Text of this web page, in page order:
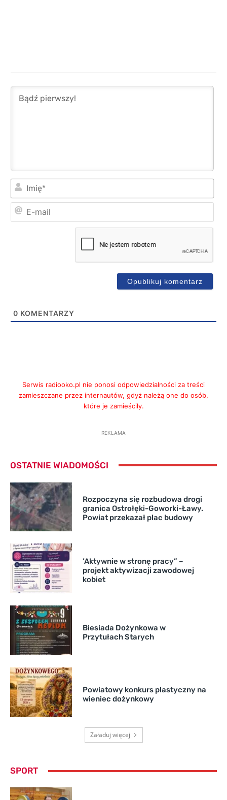
0 KOMENTARZY
Serwis radiooko.pl nie ponosi odpowiedzialności za treści
zamieszczane przez internautów, gdyż należą one do osób,
które je zamieściły.
REKLAMA
OSTATNIE WIADOMOŚCI
Rozpoczyna się rozbudowa drogi
granica Ostrołęki-Goworki-Ławy.
Powiat przekazał plac budowy
’Aktywnie w stronę pracy” –
projekt aktywizacji zawodowej
kobiet
Biesiada Dożynkowa w
Przytułach Starych
Powiatowy konkurs plastyczny na
wieniec dożynkowy
Załaduj więcej
SPORT